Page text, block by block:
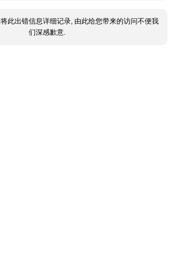
此出错信息详细记录, 由此给您带来的访问不便我
们深感歉意.